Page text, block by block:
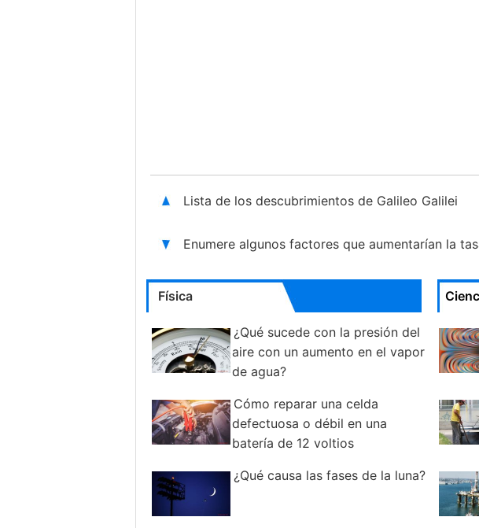
Lista de los descubrimientos de Galileo Galilei
Enumere algunos factores que aumentarían la
Física
¿Qué sucede con la presión del
aire con un aumento en el vapor
de agua?
Cómo reparar una celda
defectuosa o débil en una
batería de 12 voltios
¿Qué causa las fases de la luna?